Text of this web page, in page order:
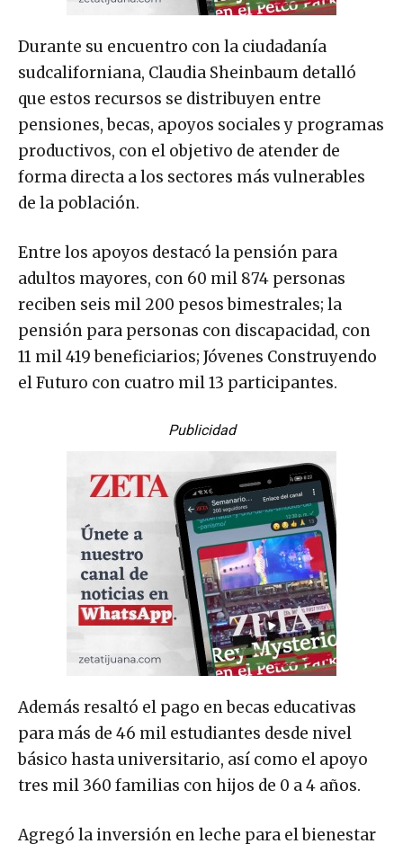
Durante su encuentro con la ciudadanía
sudcaliforniana, Claudia Sheinbaum detalló
que estos recursos se distribuyen entre
pensiones, becas, apoyos sociales y programas
productivos, con el objetivo de atender de
forma directa a los sectores más vulnerables
de la población.
Entre los apoyos destacó la pensión para
adultos mayores, con 60 mil 874 personas
reciben seis mil 200 pesos bimestrales; la
pensión para personas con discapacidad, con
11 mil 419 beneficiarios; Jóvenes Construyendo
el Futuro con cuatro mil 13 participantes.
Publicidad
Además resaltó el pago en becas educativas
para más de 46 mil estudiantes desde nivel
básico hasta universitario, así como el apoyo
tres mil 360 familias con hijos de 0 a 4 años.
Agregó la inversión en leche para el bienestar